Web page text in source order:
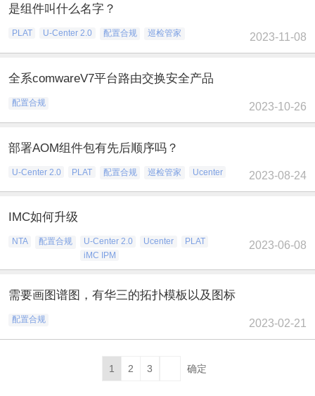
是组件叫什么名字？
PLAT U-Center 2.0 配置合规 巡检管家 2023-11-08
全系comwareV7平台路由交换安全产品
配置合规 2023-10-26
部署AOM组件包有先后顺序吗？
U-Center 2.0 PLAT 配置合规 巡检管家 Ucenter 2023-08-24
IMC如何升级
NTA 配置合规 U-Center 2.0 Ucenter
PLAT
iMC IPM
2023-06-08
需要画图谱图，有华三的拓扑模板以及图标
配置合规 2023-02-21
1 2 3